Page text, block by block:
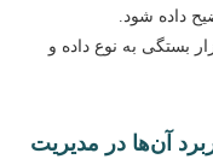
شود.
به نوع داده و
آن‌ها در مدیریت